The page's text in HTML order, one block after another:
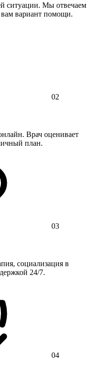
ситуации. Мы отвечаем
вариант помощи.
02
Врач оценивает
план.
03
социализация в
24/7.
04